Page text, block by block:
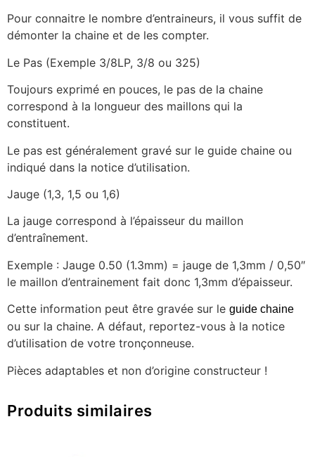
Pour connaitre le nombre d’entraineurs, il vous suffit de
démonter la chaine et de les compter.
Le Pas (Exemple 3/8LP, 3/8 ou 325)
Toujours exprimé en pouces, le pas de la chaine
correspond à la longueur des maillons qui la
constituent.
Le pas est généralement gravé sur le guide chaine ou
indiqué dans la notice d’utilisation.
Jauge (1,3, 1,5 ou 1,6)
La jauge correspond à l’épaisseur du maillon
d’entraînement.
Exemple : Jauge 0.50 (1.3mm) = jauge de 1,3mm / 0,50″
le maillon d’entrainement fait donc 1,3mm d’épaisseur.
Cette information peut être gravée sur le guide chaine
ou sur la chaine. A défaut, reportez-vous à la notice
d’utilisation de votre tronçonneuse.
Pièces adaptables et non d’origine constructeur !
Produits similaires